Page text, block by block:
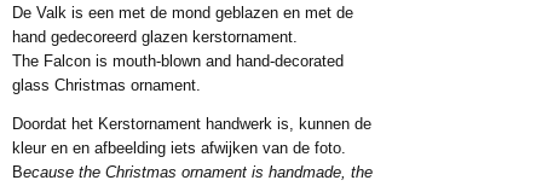
De Valk is een met de mond geblazen en met de
hand gedecoreerd glazen kerstornament.
The Falcon is mouth-blown and hand-decorated
glass Christmas ornament.
Doordat het Kerstornament handwerk is, kunnen de
kleur en en afbeelding iets afwijken van de foto.
Because the Christmas ornament is handmade, the